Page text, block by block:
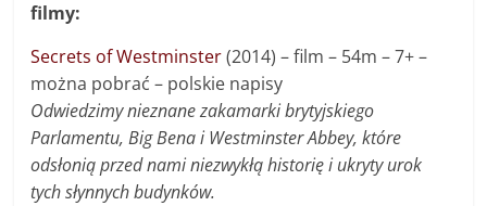
filmy:
Secrets of Westminster(2014) – film – 54m – 7+ –
można pobrać – polskie napisy
Odwiedzimy nieznane zakamarki brytyjskiego
Parlamentu, Big Bena i Westminster Abbey, które
odsłonią przed nami niezwykłą historię i ukryty urok
tych słynnych budynków.